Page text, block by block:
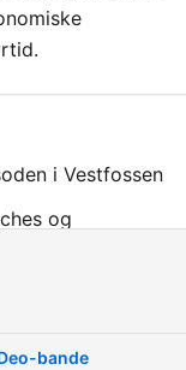
i Vestfossen
og
bande